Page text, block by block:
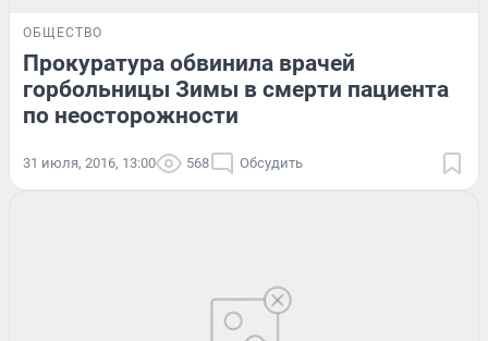
ОБЩЕСТВО
Прокуратура обвинила врачей
горбольницы Зимы в смерти пациента
по неосторожности
31 июля, 2016, 13:00 568 Обсудить